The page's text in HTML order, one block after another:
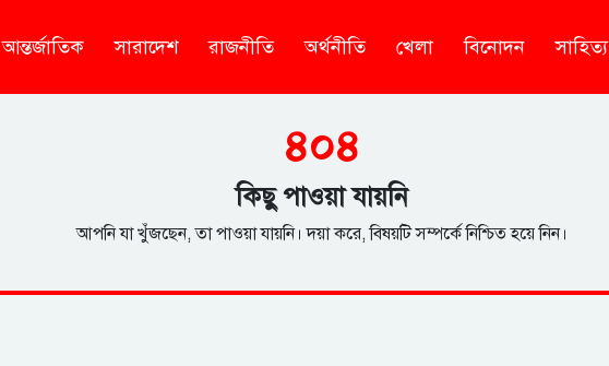
আন্তর্জাতিক সারাদেশ রাজনীতি অর্থনীতি খেলা বিনোদন সাহিত্য
৪০৪
কিছু পাওয়া যায়নি
আপনি যা খুঁজছেন, তা পাওয়া যায়নি। দয়া করে, বিষয়টি সম্পর্কে নিশ্চিত হয়ে নিন।